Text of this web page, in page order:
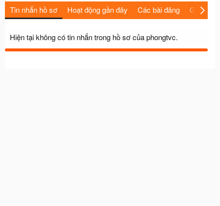
Tin nhắn hồ sơ Hoạt động gần đây Các bài đăng Giới thiệu
Hiện tại không có tin nhắn trong hồ sơ của phongtvc.